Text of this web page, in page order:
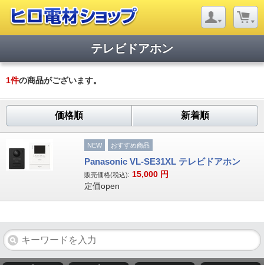
テレビドアホン
1件の商品がございます。
価格順 新着順
NEW おすすめ商品
Panasonic VL-SE31XL テレビドアホン
販売価格(税込): 15,000 円
定価open